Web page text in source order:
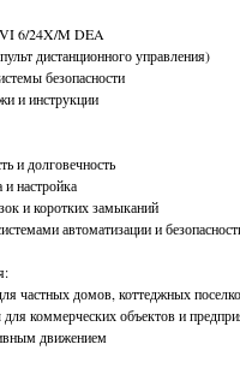
6/24X/M DEA
дистанционного управления)
безопасности
и инструкции
и долговечность
и настройка
и коротких замыканий
автоматизации и
частных домов, коттеджных
коммерческих объектов и
движением